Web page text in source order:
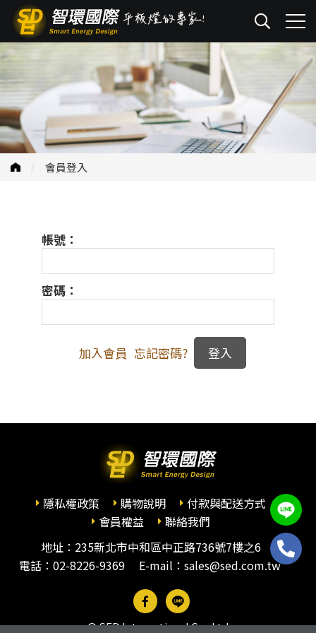
會員登入
帳號：
密碼：
加入會員 忘記密碼?
隱私權政策 購物說明
付款與配送方式
會員權益
聯絡我們
地址：235新北市中和區中正路736號7樓之6
電話： 02-8226-9369 E-mail：sales@sed.com.tw
© SED International Co., Ltd